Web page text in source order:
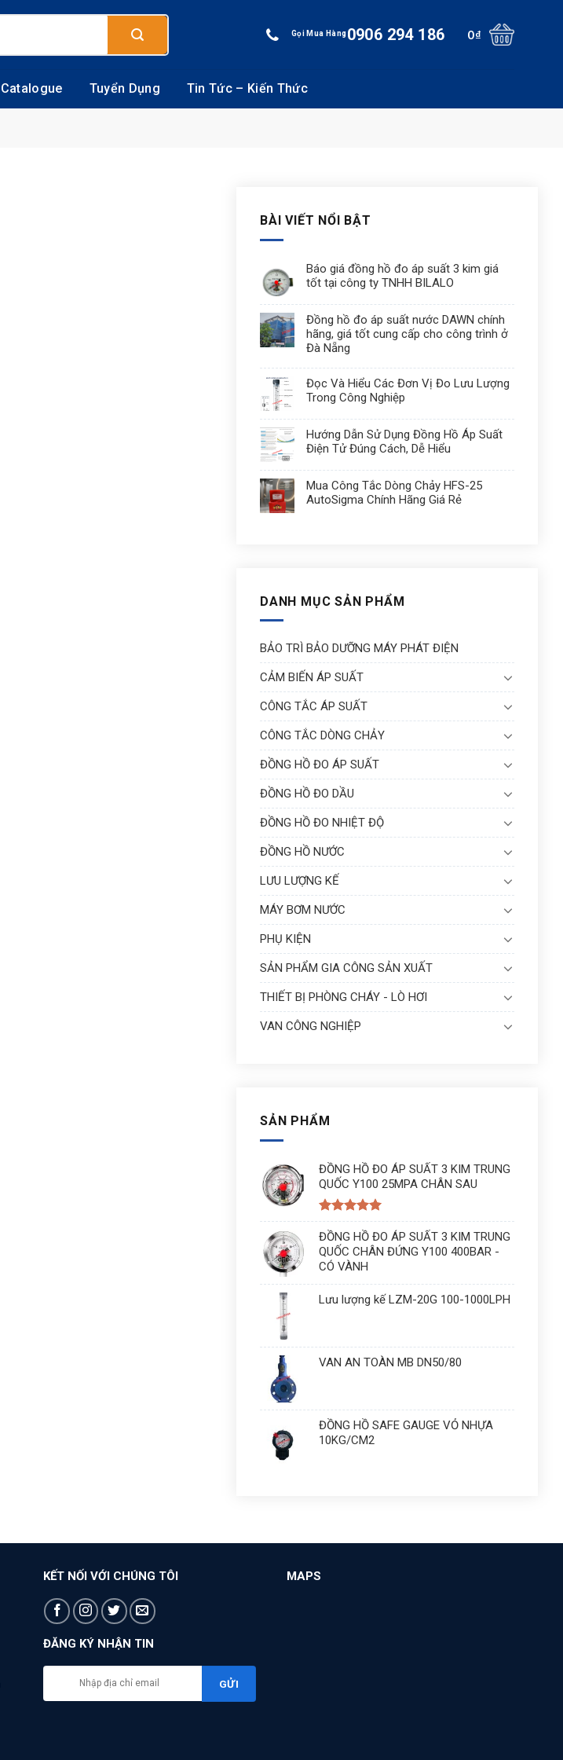
Gọi Mua Hàng0906 294 186 0₫
Catalogue Tuyển Dụng Tin Tức – Kiến Thức
BÀI VIẾT NỔI BẬT
Báo giá đồng hồ đo áp suất 3 kim giá
tốt tại công ty TNHH BILALO
Đồng hồ đo áp suất nước DAWN chính
hãng, giá tốt cung cấp cho công trình ở
Đà Nẵng
Đọc Và Hiểu Các Đơn Vị Đo Lưu Lượng
Trong Công Nghiệp
Hướng Dẫn Sử Dụng Đồng Hồ Áp Suất
Điện Tử Đúng Cách, Dễ Hiểu
Mua Công Tắc Dòng Chảy HFS-25
AutoSigma Chính Hãng Giá Rẻ
DANH MỤC SẢN PHẨM
BẢO TRÌ BẢO DƯỠNG MÁY PHÁT ĐIỆN
CẢM BIẾN ÁP SUẤT
CÔNG TẮC ÁP SUẤT
CÔNG TẮC DÒNG CHẢY
ĐỒNG HỒ ĐO ÁP SUẤT
ĐỒNG HỒ ĐO DẦU
ĐỒNG HỒ ĐO NHIỆT ĐỘ
ĐỒNG HỒ NƯỚC
LƯU LƯỢNG KẾ
MÁY BƠM NƯỚC
PHỤ KIỆN
SẢN PHẨM GIA CÔNG SẢN XUẤT
THIẾT BỊ PHÒNG CHÁY - LÒ HƠI
VAN CÔNG NGHIỆP
SẢN PHẨM
ĐỒNG HỒ ĐO ÁP SUẤT 3 KIM TRUNG
QUỐC Y100 25MPA CHÂN SAU
Được xếp
hạng 55
sao
ĐỒNG HỒ ĐO ÁP SUẤT 3 KIM TRUNG
QUỐC CHÂN ĐỨNG Y100 400BAR -
CÓ VÀNH
Lưu lượng kế LZM-20G 100-1000LPH
VAN AN TOÀN MB DN50/80
ĐỒNG HỒ SAFE GAUGE VỎ NHỰA
10KG/CM2
KẾT NỐI VỚI CHÚNG TÔI
ĐĂNG KÝ NHẬN TIN
MAPS